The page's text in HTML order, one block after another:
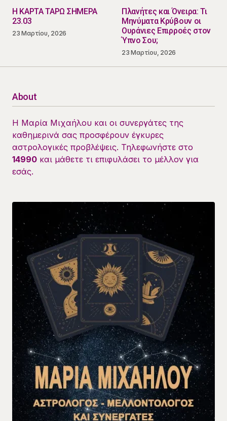
Η ΚΑΡΤΑ ΤΑΡΩ ΣΗΜΕΡΑ
23.03
23 Μαρτίου, 2026
Πλανήτες και Όνειρα: Τι
Μηνύματα Κρύβουν οι
Ουράνιες Επιρροές στον
Ύπνο Σου;
23 Μαρτίου, 2026
About
Η Μαρία Μιχαήλου και οι συνεργάτες της
καθημερινά σας προσφέρουν έγκυρες
αστρολογικές προβλέψεις. Τηλεφωνήστε στο
14990 και μάθετε τι επιφυλάσει το μέλλον για
εσάς.